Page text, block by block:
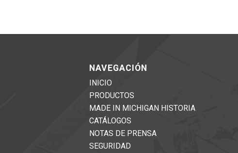
NAVEGACIÓN
INICIO
PRODUCTOS
MADE IN MICHIGAN HISTORIA
CATÁLOGOS
NOTAS DE PRENSA
SEGURIDAD